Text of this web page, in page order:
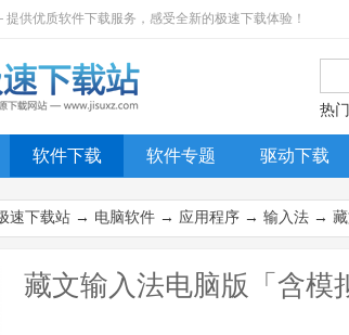
供优质软件下载服务，感受全新的极速下载体验！
热
软件下载 软件专题 驱动下载
速下载站 → 电脑软件 → 应用程序 → 输入法 →
藏文输入法电脑版「含模